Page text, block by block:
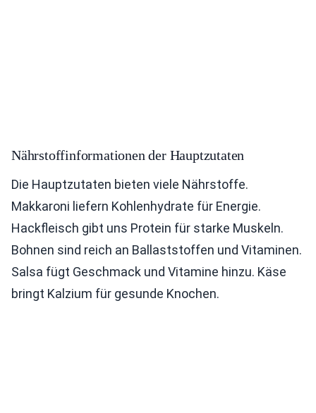
Nährstoffinformationen der Hauptzutaten
Die Hauptzutaten bieten viele Nährstoffe.
Makkaroni liefern Kohlenhydrate für Energie.
Hackfleisch gibt uns Protein für starke Muskeln.
Bohnen sind reich an Ballaststoffen und Vitaminen.
Salsa fügt Geschmack und Vitamine hinzu. Käse
bringt Kalzium für gesunde Knochen.